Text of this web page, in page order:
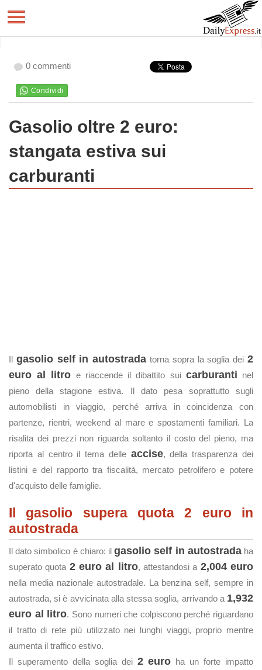
0 commenti
Gasolio oltre 2 euro:
stangata estiva sui
carburanti
Il gasolio self in autostrada torna sopra la soglia dei2
euro al litro e riaccende il dibattito sui carburanti nel
pieno della stagione estiva. Il dato pesa soprattutto sugli
automobilisti in viaggio, perché arriva in coincidenza con
partenze, rientri, weekend al mare e spostamenti familiari. La
risalita dei prezzi non riguarda soltanto il costo del pieno, ma
riporta al centro il tema delle accise, della trasparenza dei
listini e del rapporto tra fiscalità, mercato petrolifero e potere
d'acquisto delle famiglie.
Il gasolio supera quota 2 euro in
autostrada
Il dato simbolico è chiaro: ilgasolio self in autostradaha
superato quota 2 euro al litro, attestandosi a 2,004 euro
nella media nazionale autostradale. La benzina self, sempre in
autostrada, si è avvicinata alla stessa soglia, arrivando a 1,932
euro al litro. Sono numeri che colpiscono perché riguardano
il tratto di rete più utilizzato nei lunghi viaggi, proprio mentre
aumenta il traffico estivo.
Il superamento della soglia dei 2 euro ha un forte impatto